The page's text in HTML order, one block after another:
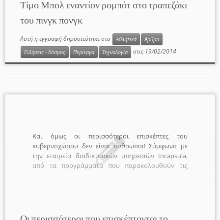
Τίμο Μπολ εναντίον ρομπότ στο τραπεζάκι
του πινγκ πονγκ
Αυτή η εγγραφή δημοσιεύτηκε στο Αθλητικά
Άρθρα
Ειδήσεις - Κόσμος
Περίεργα Τεχνολογία στις 19/02/2014
Και όμως οι περισσότεροι επισκέπτες του
κυβερνοχώρου δεν είναι άνθρωποι! Σύμφωνα με
την εταιρεία διαδικτυακών υπηρεσιών Incapsula,
από τα προγράμματα που παρακολουθούν τις
σύνολο των διαδικτυακών τόπων. Μάλιστα σε